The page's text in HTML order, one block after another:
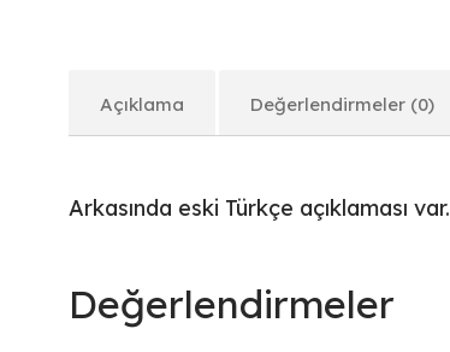
Açıklama Değerlendirmeler (0)
Arkasında eski Türkçe açıklaması var.
Değerlendirmeler